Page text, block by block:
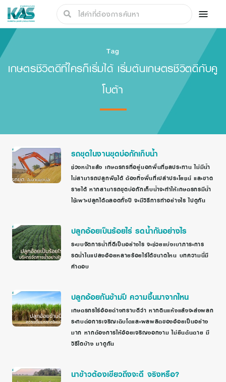
Tag
เกษตรชีวิตดีที่ใครก็เริ่มได้ เริ่มต้นเกษตรชีวิตดีกับคู
โบต้า
รถขุดในงานขุดบ่อกักเก็บน้ำ
ช่วงหน้าแล้ง เกษตรกรที่อยู่นอกพื้นที่ชลประทาน ไม่มีน้ำ
ไม่สามารถปลูกพืชได้ ต้องทิ้งพื้นที่เปล่าประโยชน์ และขาด
รายได้ หากสามารถขุดบ่อกักเก็บน้ำจะทำให้เกษตรกรมีน้ำ
ใช้เพาะปลูกได้ตลอดทั้งปี จะมีวิธีการทำอย่างไร ไปดูกัน
ปลูกอ้อยเป็นร้อยไร่ รดน้ำกันอย่างไร
ระบบจัดการน้ำที่ดีเป็นอย่างไร จะช่วยแบ่งเบาภาระการ
รดน้ำในแปลงอ้อยหลายร้อยไร่ได้ขนาดไหน บทความนี้มี
คำตอบ
ปลูกอ้อยกันข้ามปี ความชื้นมาจากไหน
เกษตรกรไร่อ้อยต่างทราบดีว่า หากดินแห้งแล้งจะส่งผลก
ระทบต่อการเจริญเติบโตและผลผลิตของอ้อยเป็นอย่าง
มาก หากต้องการให้อ้อยเจริญงอกงาม ไม่ยืนต้นตาย มี
วิธีใดบ้าง มาดูกัน
นาข้าวต้องเขียวถึงจะดี จริงหรือ?